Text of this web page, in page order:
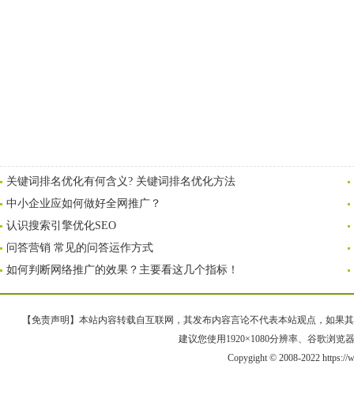
关键词排名优化有何含义? 关键词排名优化方法
中小企业应如何做好全网推广？
认识搜索引擎优化SEO
问答营销 常见的问答运作方式
如何判断网络推广的效果？主要看这几个指标！
【免责声明】本站内容转载自互联网，其发布内容言论不代表本站观点，如果
建议您使用1920×1080分辨率、谷歌浏览
Copygight © 2008-2022 https://